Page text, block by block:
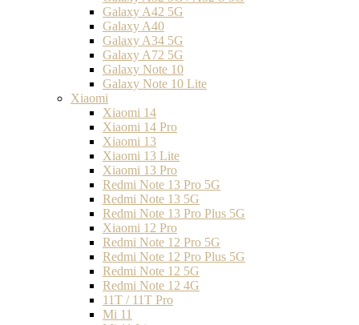
Galaxy A42 5G
Galaxy A40
Galaxy A34 5G
Galaxy A72 5G
Galaxy Note 10
Galaxy Note 10 Lite
Xiaomi
Xiaomi 14
Xiaomi 14 Pro
Xiaomi 13
Xiaomi 13 Lite
Xiaomi 13 Pro
Redmi Note 13 Pro 5G
Redmi Note 13 5G
Redmi Note 13 Pro Plus 5G
Xiaomi 12 Pro
Redmi Note 12 Pro 5G
Redmi Note 12 Pro Plus 5G
Redmi Note 12 5G
Redmi Note 12 4G
11T / 11T Pro
Mi 11